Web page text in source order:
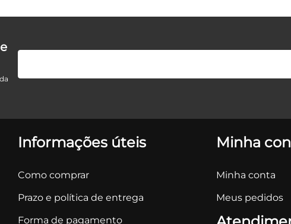
Informações úteis
Como comprar
Prazo e política de entrega
Forma de pagamento
Minha
Minha conta
Meus pedidos